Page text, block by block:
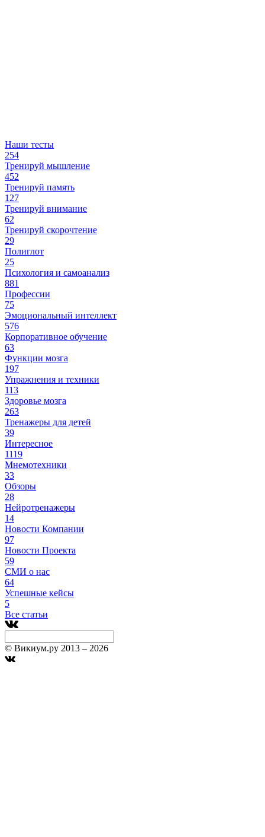
Наши тесты
254
Тренируй мышление
452
Тренируй память
127
Тренируй внимание
62
Тренируй скорочтение
29
Полиглот
25
Психология и самоанализ
881
Профессии
75
Эмоциональный интеллект
576
Корпоративное обучение
63
Функции мозга
197
Упражнения и техники
113
Здоровье мозга
263
Тренажеры для детей
39
Интересное
1119
Мнемотехники
33
Обзоры
28
Нейротренажеры
14
Новости Компании
97
Новости Проекта
59
СМИ о нас
64
Успешные кейсы
5
Все статьи
© Викиум.ру 2013 – 2026